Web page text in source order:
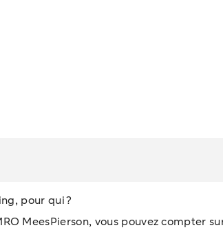
pour qui ?
MeesPierson, vous pouvez compter